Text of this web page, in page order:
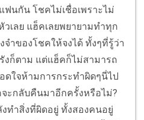
ฟนกัน โชคไม่เชื่อเพราะไม่
เลย แฮ็คเลยพยายามทำทุก
ำของโชคให้จงได้ ทั้งๆที่รู้ว่า
งก็ตาม แต่แฮ็คก็ไม่สามารถ
ใจห้ามการกระทำผิดๆนี่ไป
ะกลับคืนมาอีกครั้งหรือไม่?
ทำสิ่งที่ผิดอยู่ ทั้งสองคนอยู่